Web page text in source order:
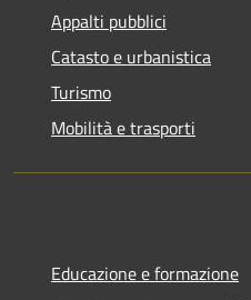
Appalti pubblici
Catasto e urbanistica
Turismo
Mobilità e trasporti
Educazione e formazione